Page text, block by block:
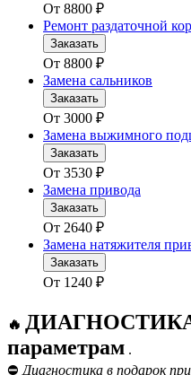
От 8800 ₽
Ремонт раздаточной
Заказать
От 8800 ₽
Замена сальников
Заказать
От 3000 ₽
Замена выжимного
Заказать
От 3530 ₽
Замена привода
Заказать
От 2640 ₽
Замена натяжителя
Заказать
От 1240 ₽
🔥 ДИАГНОСТИКА
параметрам .
⛔ Диагностика в подарок